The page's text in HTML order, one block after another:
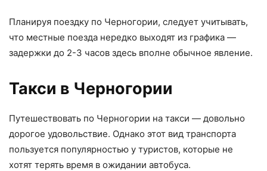
Планируя поездку по Черногории, следует учитывать,
что местные поезда нередко выходят из графика —
задержки до 2-3 часов здесь вполне обычное явление.
Такси в Черногории
Путешествовать по Черногории на такси — довольно
дорогое удовольствие. Однако этот вид транспорта
пользуется популярностью у туристов, которые не
хотят терять время в ожидании автобуса.